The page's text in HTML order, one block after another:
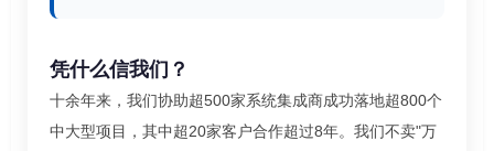
凭什么信我们？
十余年来，我们协助超500家系统集成商成功落地超800个
中大型项目，其中超20家客户合作超过8年。我们不卖"万